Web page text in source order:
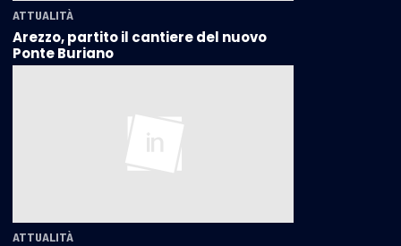
ATTUALITÀ
Arezzo, partito il cantiere del nuovo
Ponte Buriano
ATTUALITÀ